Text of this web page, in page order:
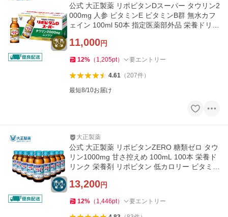
公式 大正製薬 リポビタンDスーパー タウリン2
000mg 人参 ビタミンE ビタミンB群 無水カフ
ェイン 100ml 50本 指定医薬部外品 栄養ドリン
11,000円
12% （ 1,205pt） 要エントリー
4.61（207件）
最短8/10お届け
大正製薬
公式 大正製薬 リポビタンZERO 糖類ゼロ タウ
リン1000mg 甘さ控えめ 100mL 100本 栄養ド
リンク 栄養剤 リポビタン 低カロリー ビタミン
13,200円
12% （ 1,446pt） 要エントリー